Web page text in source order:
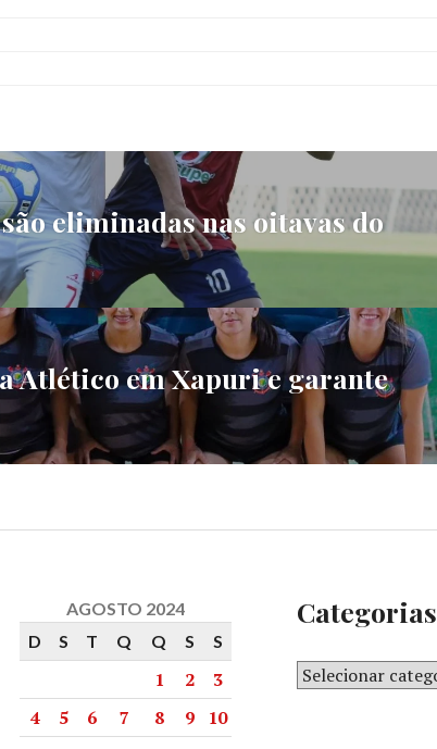
eliminadas nas oitavas do
Atlético em Xapuri e garante
AGOSTO 2024
D
S T Q Q S S
1 2
3
4
5 6 7 8 9
10
Categorias